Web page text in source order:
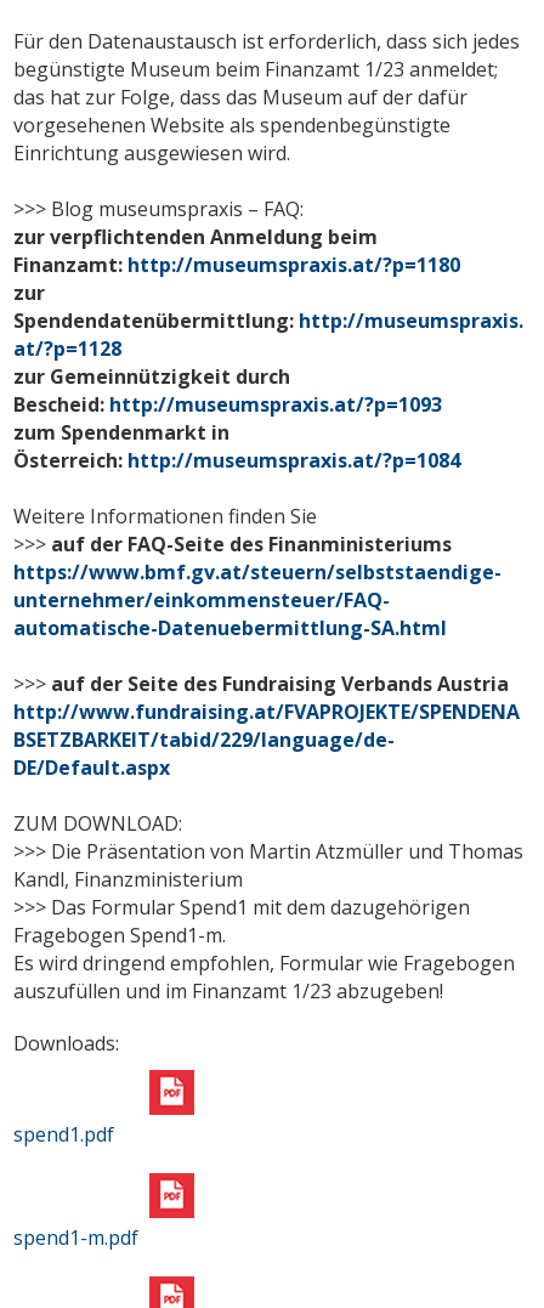
Für den Datenaustausch ist erforderlich, dass sich jedes
begünstigte Museum beim Finanzamt 1/23 anmeldet;
das hat zur Folge, dass das Museum auf der dafür
vorgesehenen Website als spendenbegünstigte
Einrichtung ausgewiesen wird.
>>> Blog museumspraxis – FAQ:
zur verpflichtenden Anmeldung beim
Finanzamt: http://museumspraxis.at/?p=1180
zur
Spendendatenübermittlung: http://museumspraxis.
at/?p=1128
zur Gemeinnützigkeit durch
Bescheid: http://museumspraxis.at/?p=1093
zum Spendenmarkt in
Österreich: http://museumspraxis.at/?p=1084
Weitere Informationen finden Sie
>>> auf der FAQ-Seite des Finanministeriums
https://www.bmf.gv.at/steuern/selbststaendige-
unternehmer/einkommensteuer/FAQ-
automatische-Datenuebermittlung-SA.html
>>> auf der Seite des Fundraising Verbands Austria
http://www.fundraising.at/FVAPROJEKTE/SPENDENA
BSETZBARKEIT/tabid/229/language/de-
DE/Default.aspx
ZUM DOWNLOAD:
>>> Die Präsentation von Martin Atzmüller und Thomas
Kandl, Finanzministerium
>>> Das Formular Spend1 mit dem dazugehörigen
Fragebogen Spend1-m.
Es wird dringend empfohlen, Formular wie Fragebogen
auszufüllen und im Finanzamt 1/23 abzugeben!
Downloads:
spend1.pdf
spend1-m.pdf